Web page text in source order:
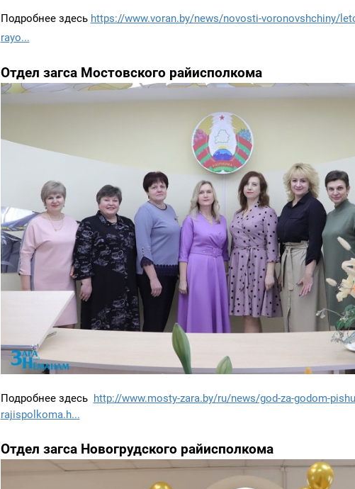
Подробнее здесь https://www.voran.by/news/novosti-voronovshchiny/
rayo...
Отдел загса Мостовского райисполкома
Подробнее здесь http://www.mosty-zara.by/ru/news/god-za-godom-
rajispolkoma.h...
Отдел загса Новогрудского райисполкома